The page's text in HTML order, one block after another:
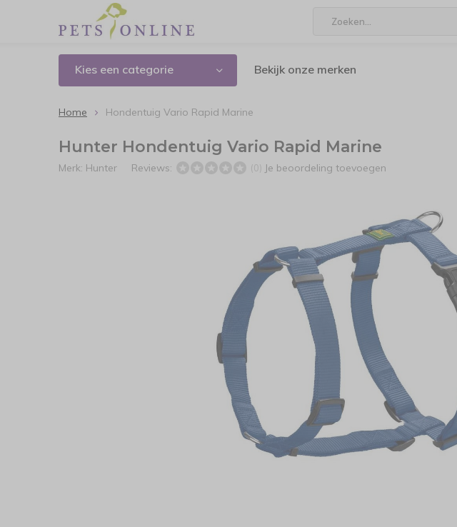
Kies een categorie Bekijk onze merken
Home Hondentuig Vario Rapid Marine
Hunter Hondentuig Vario Rapid Marine
Merk: Hunter Reviews: (0) Je beoordeling toevoegen